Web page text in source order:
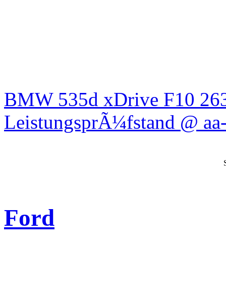
BMW 535d xDrive F10
LeistungsprÃ¼fstand @
Ford